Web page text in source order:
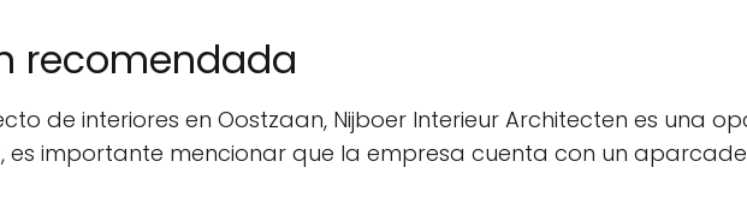
recomendada
de interiores en Oostzaan, Nijboer Interieur Architecten es una
es importante mencionar que la empresa cuenta con un